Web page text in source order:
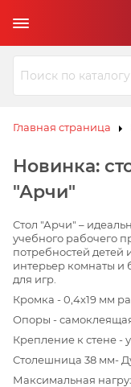
К
КС
С
Э
К
С
Главная страница
Новинка:
"Арчи"
Стол "Арчи" –
учебного рабочего
потребностей детей
интерьер комнаты и
для игр.
Кромка - 0,4х19 мм
Опоры -
Крепление к стене -
Столешница 38 мм-
Максимальная